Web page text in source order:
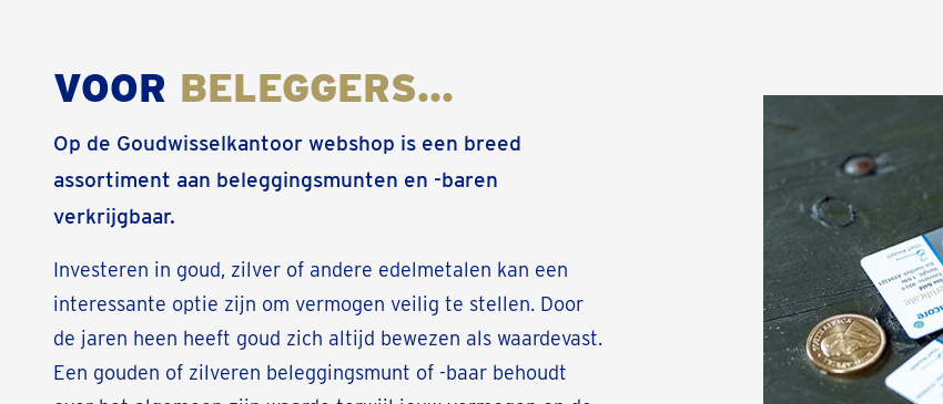
VOOR BELEGGERS…
Op de Goudwisselkantoor webshop is een breed
assortiment aan beleggingsmunten en -baren
verkrijgbaar.
Investeren in goud, zilver of andere edelmetalen kan een
interessante optie zijn om vermogen veilig te stellen. Door
de jaren heen heeft goud zich altijd bewezen als waardevast.
Een gouden of zilveren beleggingsmunt of -baar behoudt